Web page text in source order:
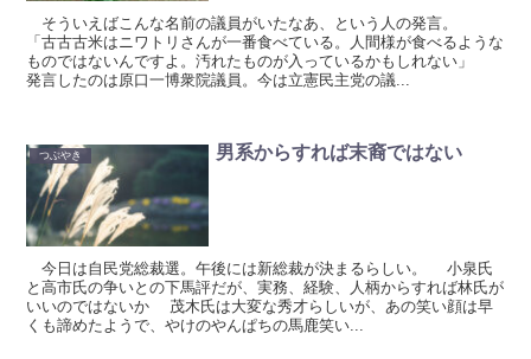
そういえばこんな名前の議員がいたなあ、という人の発言。
「古古古米はニワトリさんが一番食べている。人間様が食べるような
ものではないんですよ。汚れたものが入っているかもしれない」
発言したのは原口一博衆院議員。今は立憲民主党の議...
つぶやき 男系からすれば末裔ではない
今日は自民党総裁選。午後には新総裁が決まるらしい。 小泉氏
と高市氏の争いとの下馬評だが、実務、経験、人柄からすれば林氏が
いいのではないか 茂木氏は大変な秀才らしいが、あの笑い顔は早
くも諦めたようで、やけのやんぱちの馬鹿笑い...